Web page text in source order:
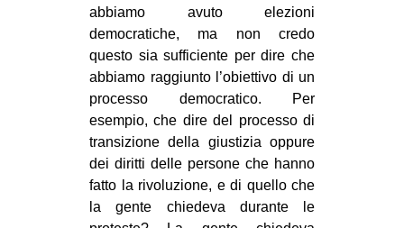
abbiamo avuto elezioni
democratiche, ma non credo
questo sia sufficiente per dire che
abbiamo raggiunto l’obiettivo di un
processo democratico. Per
esempio, che dire del processo di
transizione della giustizia oppure
dei diritti delle persone che hanno
fatto la rivoluzione, e di quello che
la gente chiedeva durante le